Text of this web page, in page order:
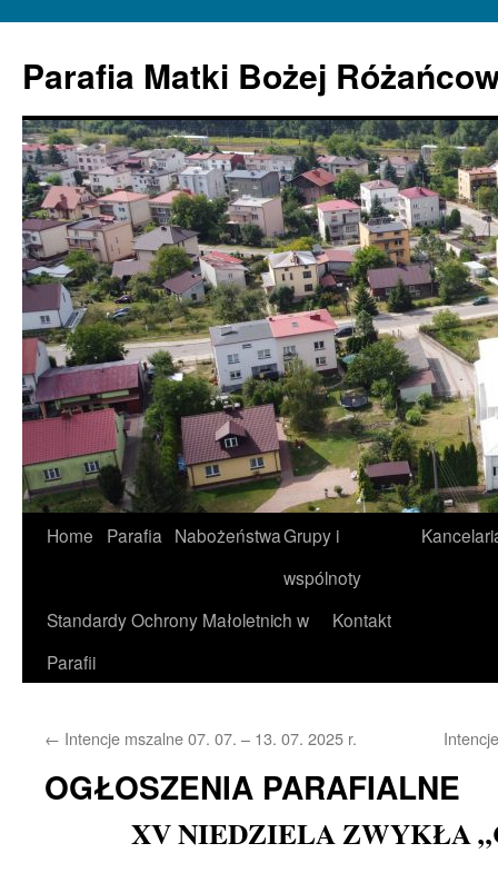
Parafia Matki Bożej
Home Parafia NabożeństwaGrupy i
wspólnoty
Standardy Ochrony Małoletnich w
Parafii
Kontakt
← Intencje mszalne 07. 07. – 13. 07. 2025 r.
OGŁOSZENIA PARAFIALNE
XV NIEDZIELA ZWYKŁA